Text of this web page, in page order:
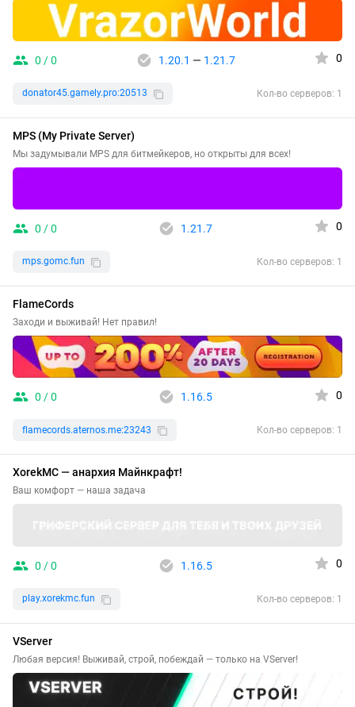
0 / 0 1.20.1 — 1.21.7 0
donator45.gamely.pro:20513 Кол-во серверов: 1
MPS (My Private Server)
Мы задумывали MPS для битмейкеров, но открыты для всех!
0 / 0 1.21.7 0
mps.gomc.fun Кол-во серверов: 1
FlameCords
Заходи и выживай! Нет правил!
0 / 0 1.16.5 0
flamecords.aternos.me:23243 Кол-во серверов: 1
XorekMC — анархия Майнкрафт!
Ваш комфорт — наша задача
0 / 0 1.16.5 0
play.xorekmc.fun Кол-во серверов: 1
VServer
Любая версия! Выживай, строй, побеждай — только на VServer!